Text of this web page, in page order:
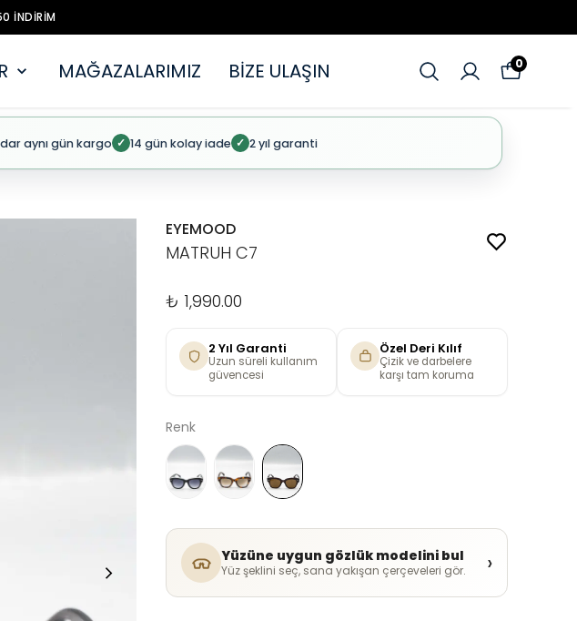
İNDİRİM
MAĞAZALARIMIZ BİZE ULAŞIN 0
aynı gün kargo ✓ 14 gün kolay iade ✓ 2 yıl garanti
EYEMOOD
MATRUH C7
₺ 1,990.00
2 Yıl Garanti
Uzun süreli kullanım
güvencesi
Özel Deri Kılıf
Çizik ve darbelere
karşı tam koruma
Renk
Yüzüne uygun gözlük modelini bul
Yüz şeklini seç, sana yakışan çerçeveleri gör. ›